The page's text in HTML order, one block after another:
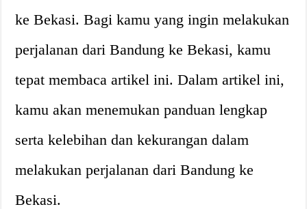
ke Bekasi. Bagi kamu yang ingin melakukan
perjalanan dari Bandung ke Bekasi, kamu
tepat membaca artikel ini. Dalam artikel ini,
kamu akan menemukan panduan lengkap
serta kelebihan dan kekurangan dalam
melakukan perjalanan dari Bandung ke
Bekasi.